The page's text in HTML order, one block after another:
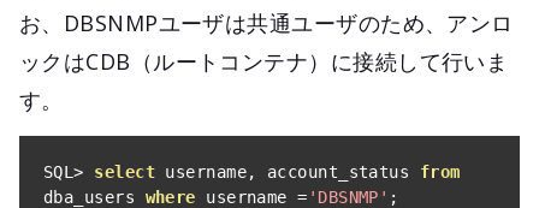
お、DBSNMPユーザは共通ユーザのため、アンロ
ックはCDB（ルートコンテナ）に接続して行いま
す。
SQL> select username, account_status from
dba_users where username = 'DBSNMP' ;